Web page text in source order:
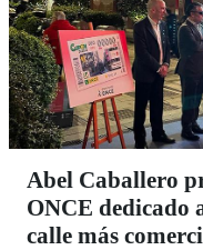
Abel Caballero
ONCE dedicado
calle más